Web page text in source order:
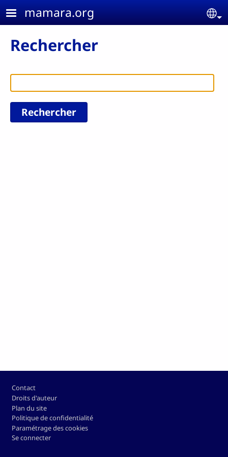
Aller au contenu principal
mamara.org
Rechercher
Pied de page
Contact
Droits d'auteur
Plan du site
Politique de confidentialité
Paramétrage des cookies
Se connecter